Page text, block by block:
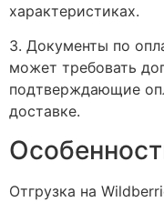
характеристиках.
3. Документы по
может требовать
подтверждающие
доставке.
Отгрузка на